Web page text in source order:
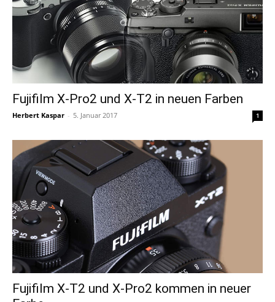
Fujifilm X-Pro2 und X-T2 in neuen Farben
Herbert Kaspar - 5. Januar 2017 1
Fujifilm X-T2 und X-Pro2 kommen in neuer